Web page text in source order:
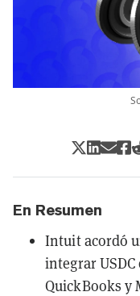
En Resumen
Intuit acordó
integrar
QuickBooks y